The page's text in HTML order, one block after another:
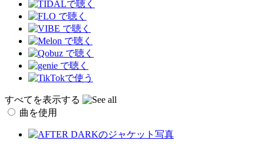
すべてを表示する
曲を使用